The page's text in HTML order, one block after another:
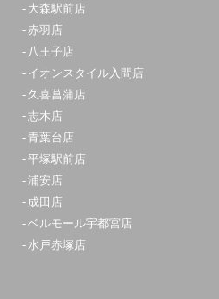
大森駅前店
赤羽店
八王子店
イオンスタイル入間店
久喜菖蒲店
志木店
青葉台店
平塚駅前店
浦安店
成田店
ベルモール宇都宮店
水戸赤塚店